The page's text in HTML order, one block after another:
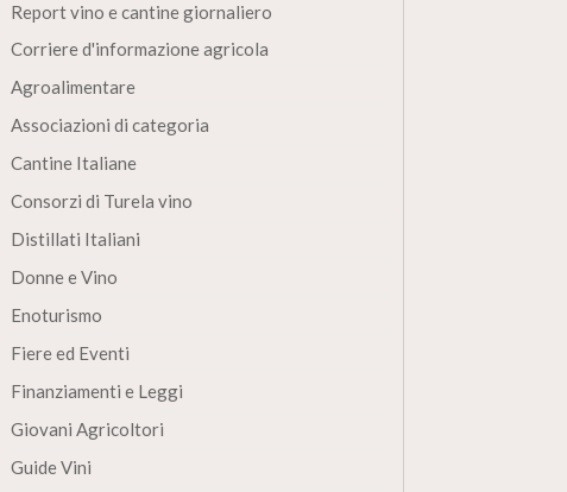
Report vino e cantine giornaliero
Corriere d'informazione agricola
Agroalimentare
Associazioni di categoria
Cantine Italiane
Consorzi di Turela vino
Distillati Italiani
Donne e Vino
Enoturismo
Fiere ed Eventi
Finanziamenti e Leggi
Giovani Agricoltori
Guide Vini